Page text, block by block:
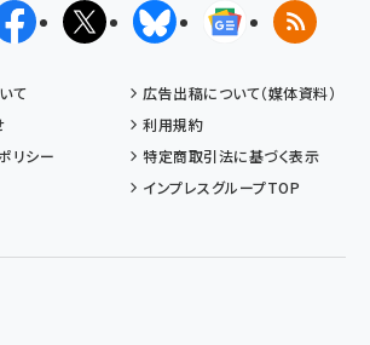
ガFacebookX(エックス)BlueskyGoogleニュ
RSS
て
広告出稿について（媒体資料）
利用規約
リシー
特定商取引法に基づく表示
インプレスグループTOP